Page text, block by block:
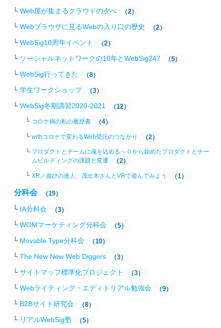
Web屋が集まるクラウドの夕べ （2）
Webブラウザに見るWebの入り口の歴史 （2）
WebSig10周年イベント （2）
ソーシャルネットワークの10年とWebSig247 （5）
WebSig行ってきた （8）
学生ワークショップ （3）
WebSig冬期講習2020-2021 （12）
コロナ禍の私の履歴書 （4）
withコロナで変わるWeb受託のつながり （2）
プロダクトとチームに魂を込める～０から始めたプロダクトとチー
ムビルディングの課題と変遷
（2）
XR／遊びの達人、茂出木さんとVRで遊んでみよう （1）
分科会 （19）
IA分科会 （3）
WOMマーケティング分科会 （5）
Movable Type分科会 （10）
The New New Web Diggers （3）
サイトマップ標準化プロジェクト （3）
Webライティング・エディトリアル勉強会 （9）
B2Bサイト研究会 （8）
リアルWebSig塾 （5）